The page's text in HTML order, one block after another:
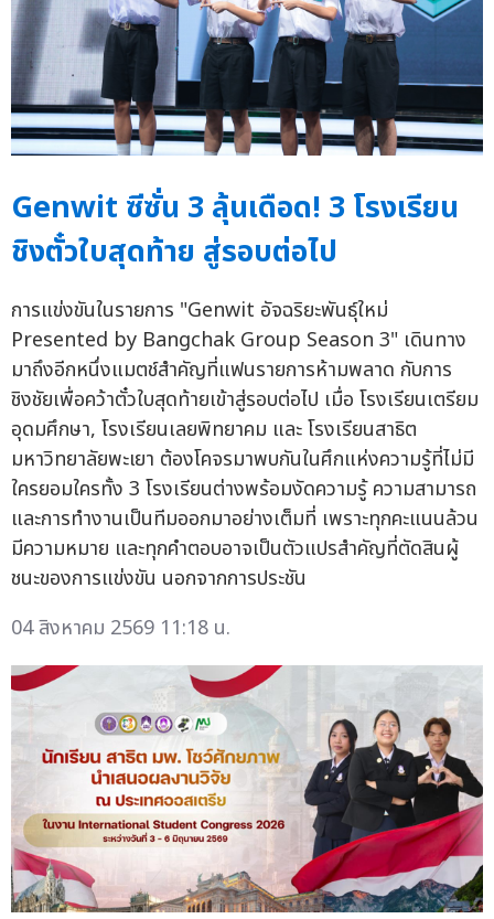
Genwit ซีซั่น 3 ลุ้นเดือด! 3 โรงเรียน
ชิงตั๋วใบสุดท้าย สู่รอบต่อไป
การแข่งขันในรายการ "Genwit อัจฉริยะพันธุ์ใหม่
Presented by Bangchak Group Season 3" เดินทาง
มาถึงอีกหนึ่งแมตช์สำคัญที่แฟนรายการห้ามพลาด กับการ
ชิงชัยเพื่อคว้าตั๋วใบสุดท้ายเข้าสู่รอบต่อไป เมื่อ โรงเรียนเตรียม
อุดมศึกษา, โรงเรียนเลยพิทยาคม และ โรงเรียนสาธิต
มหาวิทยาลัยพะเยา ต้องโคจรมาพบกันในศึกแห่งความรู้ที่ไม่มี
ใครยอมใครทั้ง 3 โรงเรียนต่างพร้อมงัดความรู้ ความสามารถ
และการทำงานเป็นทีมออกมาอย่างเต็มที่ เพราะทุกคะแนนล้วน
มีความหมาย และทุกคำตอบอาจเป็นตัวแปรสำคัญที่ตัดสินผู้
ชนะของการแข่งขัน นอกจากการประชัน
04 สิงหาคม 2569 11:18 น.